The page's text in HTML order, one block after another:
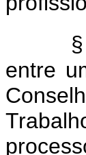
entre